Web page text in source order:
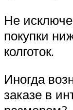
Не
покупки
колготок.
Иногда
заказе в